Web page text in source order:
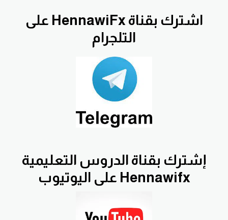
اشترك بقناة HennawiFx على
التلجرام
إشترك بقناة الدروس التعليمية
Hennawifx على اليوتيوب